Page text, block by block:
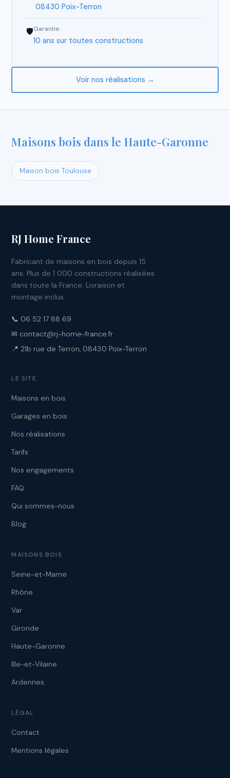
08430 Poix-Terron
🛡Garantie
10 ans sur toutes constructions
Voir nos réalisations →
Maisons bois dans le Haute-Garonne
Maison bois Toulouse
RJ Home France
Fabricant de maisons en bois depuis 15
ans. Plus de 1 000 constructions réalisées
dans toute la France. Livraison et
montage inclus.
📞 06 52 17 88 69
✉ contact@rj-home-france.fr
📍 21b rue de Terron, 08430 Poix-Terron
LE SITE
Maisons en bois
Garages en bois
Nos réalisations
Tarifs
Nos engagements
FAQ
Qui sommes-nous
Blog
MAISONS BOIS
Seine-et-Marne
Rhône
Var
Gironde
Haute-Garonne
Ille-et-Vilaine
Ardennes
LÉGAL
Contact
Mentions légales